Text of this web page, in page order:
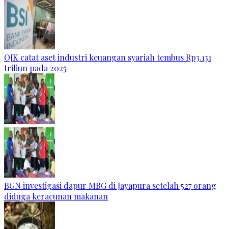
OJK catat aset industri keuangan syariah tembus Rp3.131
triliun pada 2025
BGN investigasi dapur MBG di Jayapura setelah 527 orang
diduga keracunan makanan